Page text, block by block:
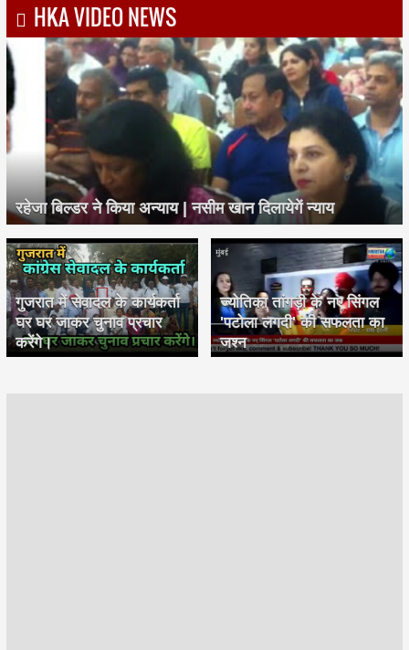
HKA VIDEO NEWS
रहेजा बिल्डर ने किया अन्याय | नसीम खान दिलायेगें न्याय
गुजरात में सेवादल के कार्यकर्ता
घर घर जाकर चुनाव प्रचार
करेंगे।
ज्योतिका तांगड़ी के नए सिंगल
'पटोला लगदी' की सफलता का
जश्न